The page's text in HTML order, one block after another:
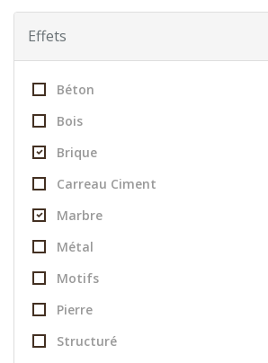
Effets
Béton
Bois
Brique
Carreau Ciment
Marbre
Métal
Motifs
Pierre
Structuré